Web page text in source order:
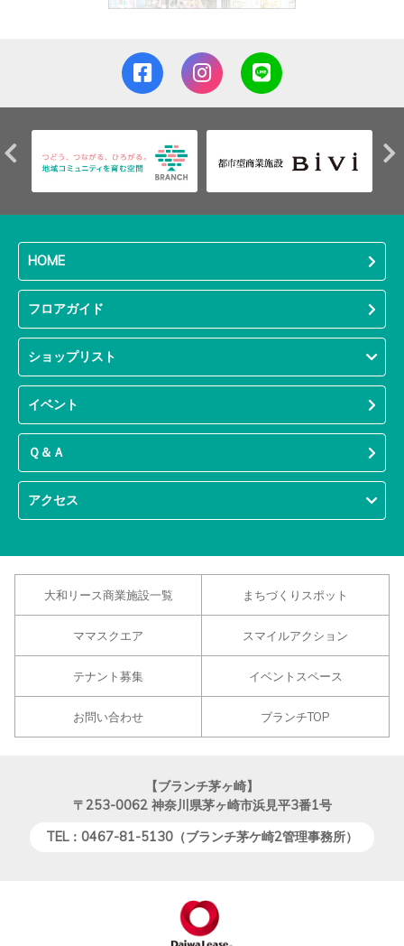
HOME
フロアガイド
ショップリスト
イベント
Ｑ＆Ａ
アクセス
大和リース商業施設一覧 まちづくりスポット
ママスクエア スマイルアクション
テナント募集 イベントスペース
お問い合わせ ブランチTOP
【ブランチ茅ヶ崎】
〒253-0062 神奈川県茅ヶ崎市浜見平3番1号
TEL：0467-81-5130（ブランチ茅ケ崎2管理事務所）